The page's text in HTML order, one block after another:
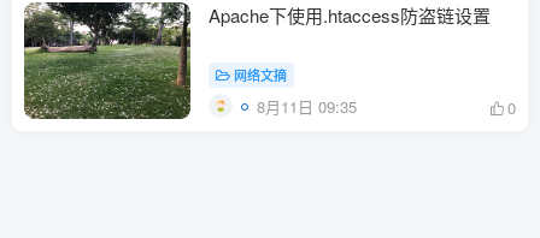
Apache下使用.htaccess防盗链设置
网络文摘
8月11日 09:35 0